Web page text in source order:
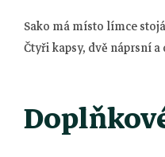
Sako má místo límce
Čtyři kapsy, dvě náprsní